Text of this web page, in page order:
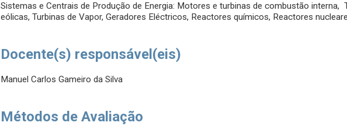
Sistemas e Centrais de Produção de Energia: Motores e turbinas de combustão interna,
eólicas, Turbinas de Vapor, Geradores Eléctricos, Reactores químicos, Reactores
Docente(s) responsável(eis)
Manuel Carlos Gameiro da Silva
Métodos de Avaliação